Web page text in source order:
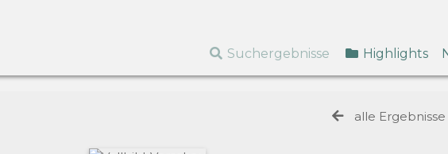
Suchergebnisse Highlights
alle